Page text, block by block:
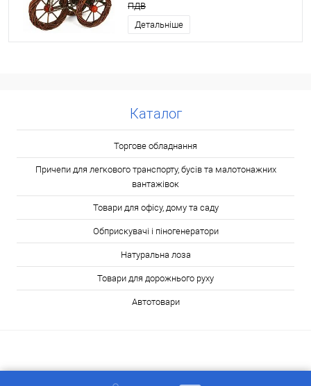
ПДВ
Детальніше
Каталог
Торгове обладнання
Причепи для легкового транспорту, бусів та малотонажних
вантажівок
Товари для офісу, дому та саду
Обприскувачі і піногенератори
Натуральна лоза
Товари для дорожнього руху
Автотовари